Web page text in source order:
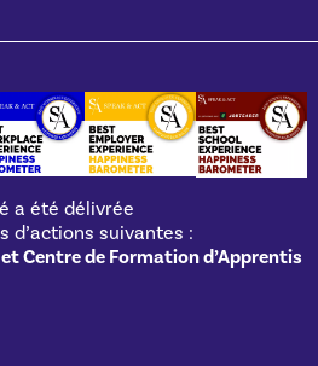
a été délivrée
d’actions suivantes :
Centre de Formation d’Apprentis